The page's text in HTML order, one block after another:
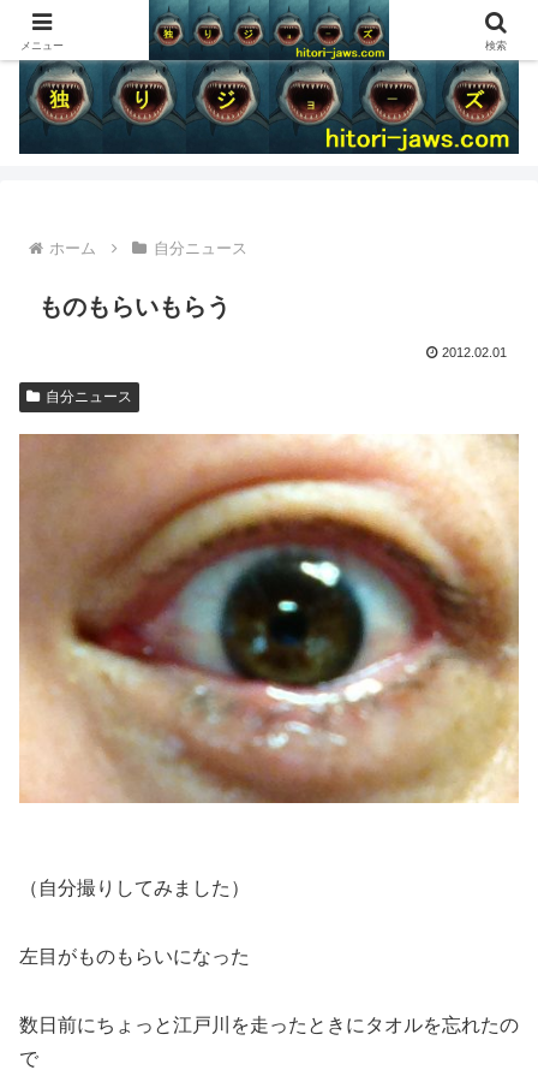
ホーム 自分ニュース
ものもらいもらう
2012.02.01
自分ニュース
（自分撮りしてみました）
左目がものもらいになった
数日前にちょっと江戸川を走ったときにタオルを忘れたの
で
メニュー 検索